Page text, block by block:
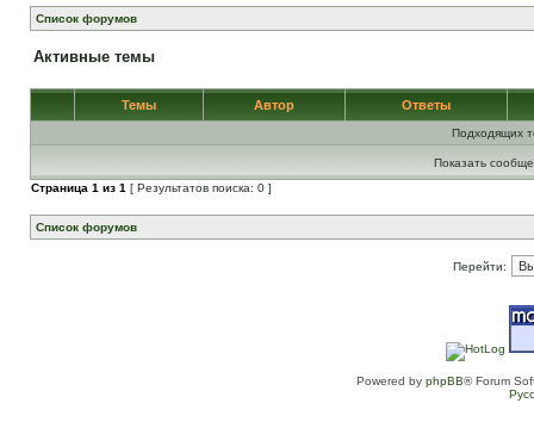
Список форумов
Активные темы
Темы Автор Ответы
Подходящих
Показать
Страница 1 из 1 [ Результатов поиска: 0 ]
Список форумов
Перейти:
Powered by phpBB® Forum